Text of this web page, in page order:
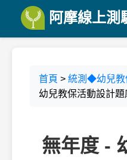
阿摩線上測
首頁 > 統測◆幼兒教
幼兒教保活動設計
無年度 -